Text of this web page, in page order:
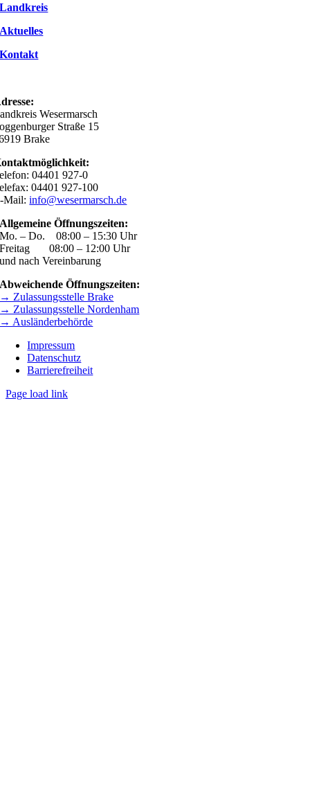
Landkreis
Aktuelles
Kontakt
Wesermarsch
Straße 15
Brake
04401 927-0
04401 927-100
Mail:info@wesermarsch.de
Allgemeine Öffnungszeiten:
Mo. – Do. 08:00 – 15:30 Uhr
Freitag 08:00 – 12:00 Uhr
und nach Vereinbarung
Abweichende Öffnungszeiten:
→ Zulassungsstelle Brake
→ Zulassungsstelle Nordenham
→ Ausländerbehörde
Impressum
Datenschutz
Barrierefreiheit
Page load link